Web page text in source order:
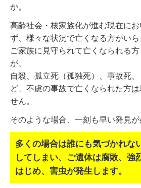
か。
高齢社会・核家族化が進む現在に
ず、様々な状況で亡くなる方がいら
ご家族に見守られて亡くなられる
が、
自殺、孤立死（孤独死）、事故死
ど、不慮の事故で亡くなられた方
せん。
そのような場合、一刻も早い発見が
多くの場合は誰にも気づかれな
してしまい、 ご遺体は腐敗、強
はじめ、害虫が発生します。